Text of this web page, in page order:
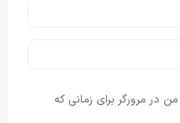
در مرورگر برای زمانی که